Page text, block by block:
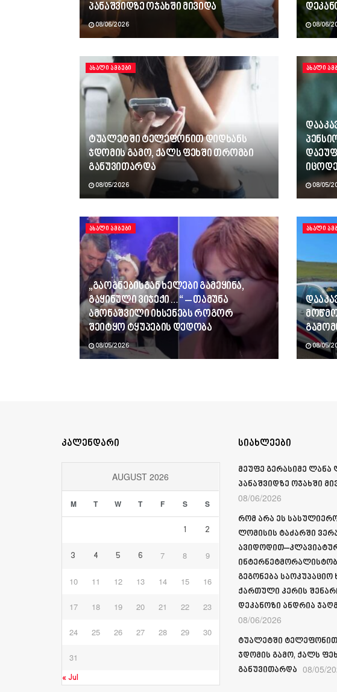
პანაშვიდზე ოჯახში მივიდა
08/06/2026 08/06/
ᲐᲮᲐᲚᲘ ᲐᲛᲑᲔᲑᲘ
ტუალეტში ტელეფონით დიდხანს
ჯდომის გამო, ქალს ფეხში თრომბი
განუვითარდა
08/05/2026
ᲐᲮᲐᲚᲘ
08/05/
ᲐᲮᲐᲚᲘ ᲐᲛᲑᲔᲑᲘ
„გაოგნებისგან ხელები გამეყინა,
გაყინული ვიჯექი…“ – თამუნა
ამონაშვილი იხსენებს როგორ
შეიტყო ტყუპების დედობა
08/05/2026
ᲐᲮᲐᲚᲘ
08/05/
კალენდარი
AUGUST 2026
M T W T F S S
1 2
3 4 5 6 7 8 9
10 11 12 13 14 15 16
17 18 19 20 21 22 23
24 25 26 27 28 29 30
31
« Jul
სიახლეები
მეუფე გერასიმე ლანა
პანაშვიდზე ოჯახში
08/06/2026
რომ არა ეს
ლომისის ტაძარში
გეგონება საოკუპაციო
ქართული კერის
დეკანოზი ანდრია
08/06/2026
ტუალეტში
ჯდომის გამო, ქალს
განუვითარდა 08/05/